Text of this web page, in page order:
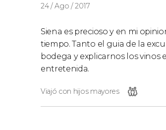
24 / Ago / 2017
Siena es precioso y en mi
tiempo. Tanto el guia de la
bodega y explicarnos los
entretenida.
Viajó con hijos mayores